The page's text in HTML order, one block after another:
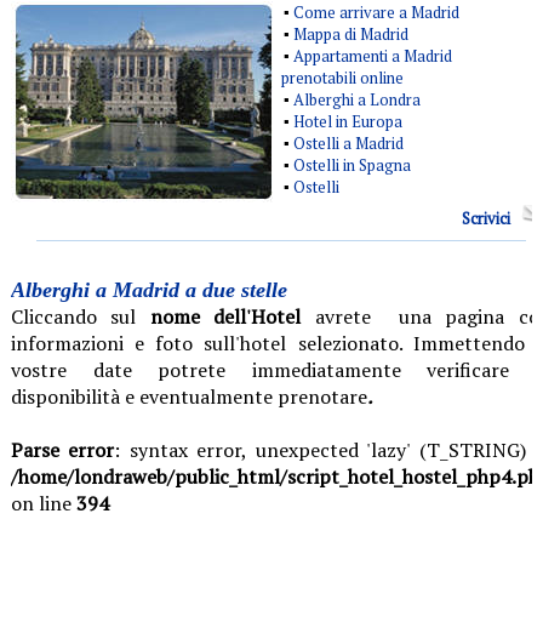
▪ Come arrivare a Madrid
▪ Mappa di Madrid
▪ Appartamenti a Madrid
prenotabili online
▪ Alberghi a Londra
▪ Hotel in Europa
▪ Ostelli a Madrid
▪ Ostelli in Spagna
▪ Ostelli
Scrivici
Alberghi a Madrid a due stelle
Cliccando sul nome dell'Hotelavrete una pagina
informazioni e foto sull'hotel selezionato. Immettendo
vostre date potrete immediatamente verificare
disponibilità e eventualmente prenotare.
Parse error: syntax error, unexpected 'lazy' (T_STRING)
/home/londraweb/public_html/
on line394